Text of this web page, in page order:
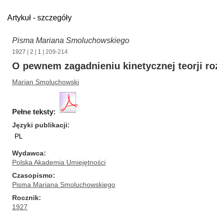
Artykuł - szczegóły
Pisma Mariana Smoluchowskiego
1927 2 1 | 209-214
O pewnem zagadnieniu kinetycznej teorji
Marian Smoluchowski
Pełne teksty:
Języki publikacji
PL
Wydawca
Polska Akademia Umiejętności
Czasopismo
Pisma Mariana Smoluchowskiego
Rocznik
1927